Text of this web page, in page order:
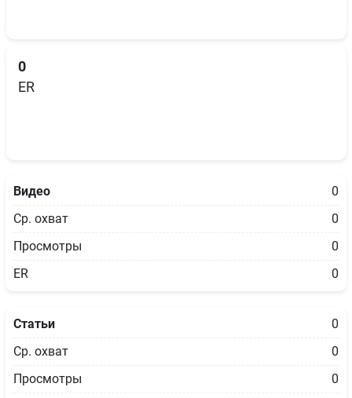
0
ER
Видео
0
Ср. охват
0
Просмотры
0
ER
0
Статьи
0
Ср. охват
0
Просмотры
0